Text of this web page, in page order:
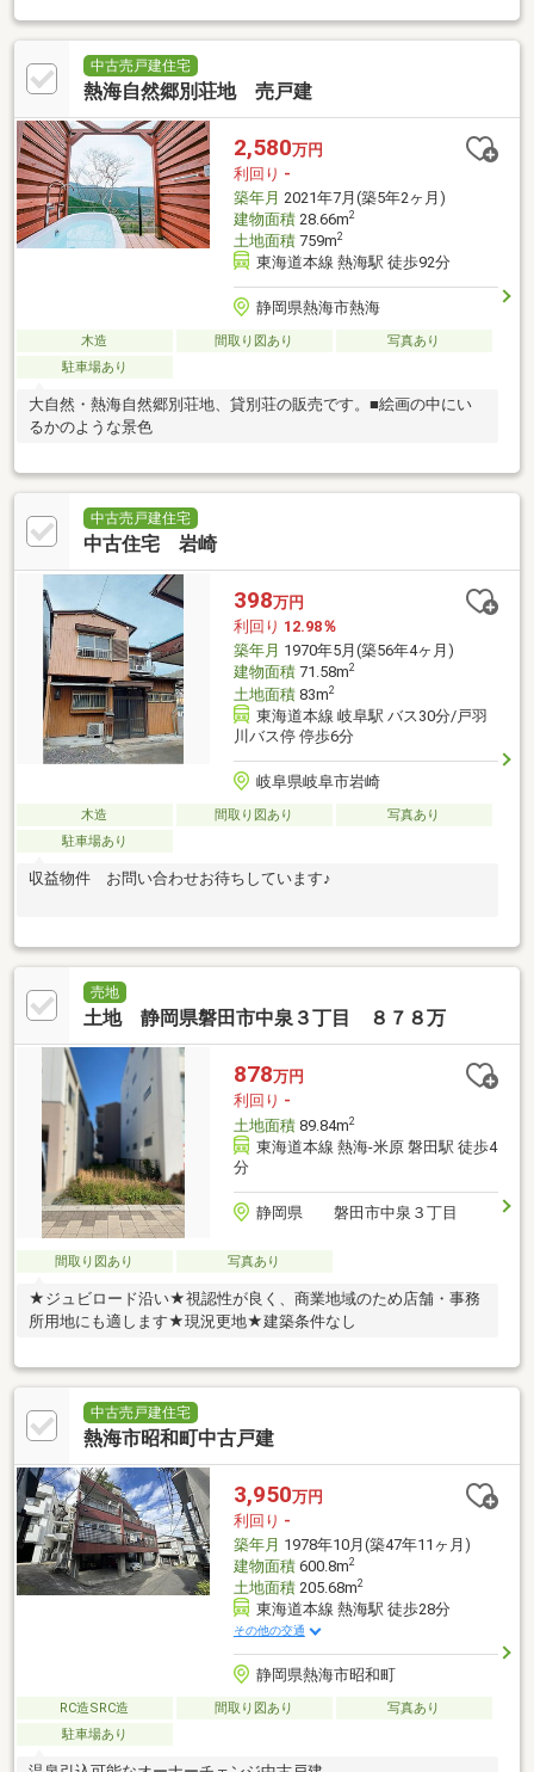
中古売戸建住宅
熱海自然郷別荘地 売戸建
2,580万円
利回り -
築年月 2021年7月(築5年2ヶ月)
建物面積28.66m2
土地面積759m2
東海道本線 熱海駅 徒歩92分
静岡県熱海市熱海
木造 間取り図あり
写真あり
駐車場あり
大自然・熱海自然郷別荘地、貸別荘の販売です。■絵画の中にい
るかのような景色
中古売戸建住宅
中古住宅 岩崎
398万円
利回り 12.98％
築年月 1970年5月(築56年4ヶ月)
建物面積71.58m2
土地面積83m2
東海道本線 岐阜駅 バス30分/戸羽
川バス停 停歩6分
岐阜県岐阜市岩崎
木造 間取り図あり
写真あり
駐車場あり
収益物件 お問い合わせお待ちしています♪
売地
土地 静岡県磐田市中泉３丁目 ８７８万
878万円
利回り -
土地面積89.84m2
東海道本線 熱海-米原 磐田駅 徒歩4
分
静岡県 磐田市中泉３丁目
間取り図あり 写真あり
★ジュビロード沿い★視認性が良く、商業地域のため店舗・事務
所用地にも適します★現況更地★建築条件なし
中古売戸建住宅
熱海市昭和町中古戸建
3,950万円
利回り -
築年月 1978年10月(築47年11ヶ月)
建物面積600.8m2
土地面積205.68m2
東海道本線 熱海駅 徒歩28分
その他の交通
静岡県熱海市昭和町
RC造SRC造 間取り図あり
写真あり
駐車場あり